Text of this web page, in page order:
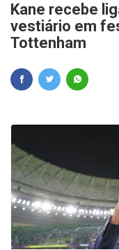
Kane recebe
vestiário em
Tottenham